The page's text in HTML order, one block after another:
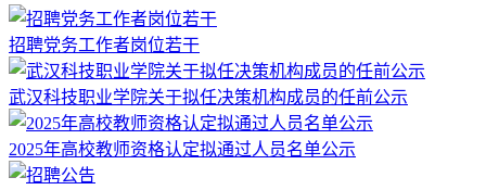
招聘党务工作者岗位若干
武汉科技职业学院关于拟任决策机构成员的任前公示
2025年高校教师资格认定拟通过人员名单公示